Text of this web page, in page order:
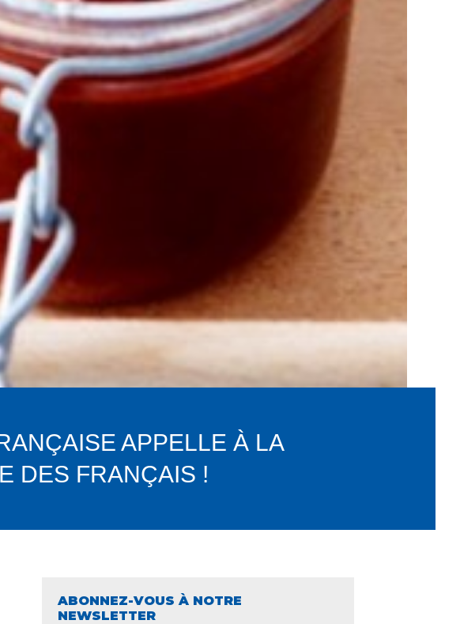
APPELLE À LA
DES FRANÇAIS !
ABONNEZ-VOUS À NOTRE
NEWSLETTER